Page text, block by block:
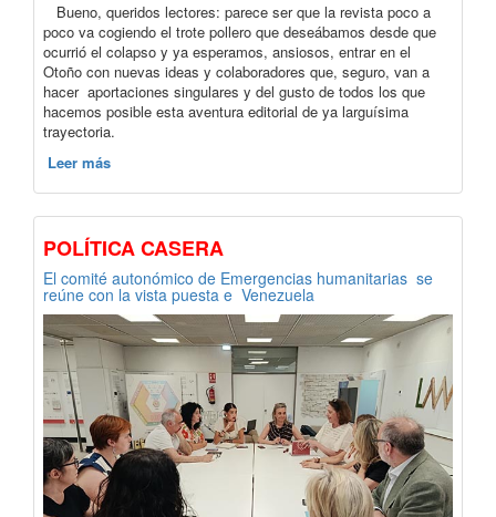
Bueno, queridos lectores: parece ser que la revista poco a
poco va cogiendo el trote pollero que deseábamos desde que
ocurrió el colapso y ya esperamos, ansiosos, entrar en el
Otoño con nuevas ideas y colaboradores que, seguro, van a
hacer aportaciones singulares y del gusto de todos los que
hacemos posible esta aventura editorial de ya larguísima
trayectoria.
Leer más
POLÍTICA CASERA
El comité autonómico de Emergencias humanitarias se
reúne con la vista puesta e Venezuela